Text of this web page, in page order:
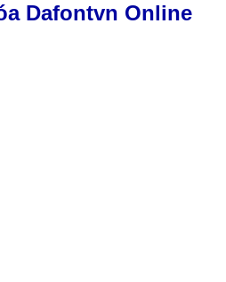
Dafontvn Online